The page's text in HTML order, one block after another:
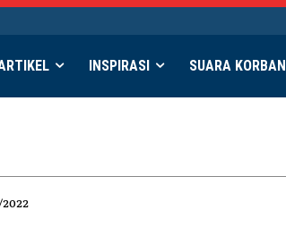
INSPIRASI SUARA KORBAN